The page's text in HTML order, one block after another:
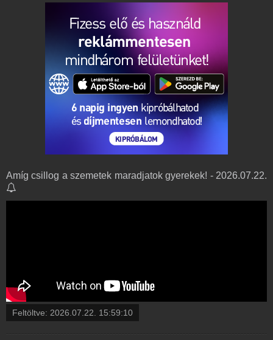
Amíg csillog a szemetek maradjatok gyerekek! - 2026.07.22.
Feltöltve: 2026.07.22. 15:59:10